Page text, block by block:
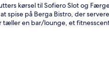
kørsel til Sofiero Slot og
på Berga Bistro, der
en bar/lounge, et